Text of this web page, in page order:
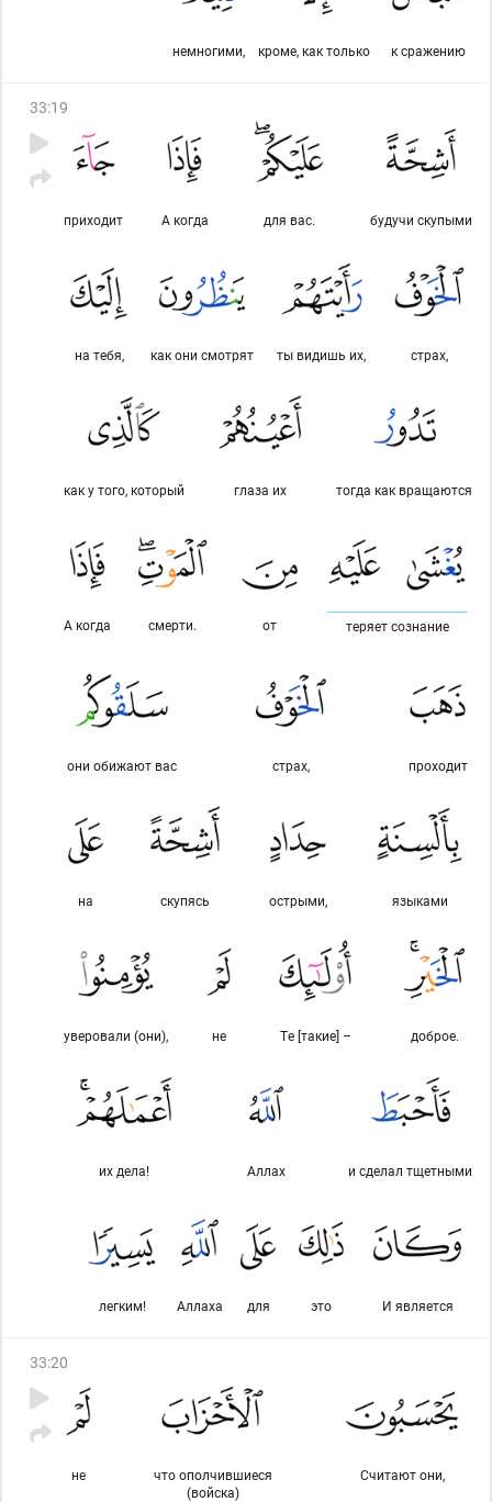
к сражению
кроме, как только
немногими,
33:19
будучи скупыми
для вас.
А когда
приходит
страх,
ты видишь их,
как они смотрят
на тебя,
тогда как вращаются
глаза их
как у того, который
теряет сознание
от
смерти.
А когда
проходит
страх,
они обижают вас
языками
острыми,
скупясь
на
доброе.
Те [такие] –
не
уверовали (они),
и сделал тщетными
Аллах
их дела!
И является
это
для
Аллаха
легким!
33:20
Считают они,
что ополчившиеся
(войска)
не